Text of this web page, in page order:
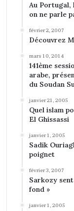
Au Portugal,
on ne parle
février 2, 2007
Découvrez
mars 10, 2014
141ème
arabe,
du Soudan
janvier 21, 2005
Quel islam
El Ghissassi
janvier 1, 2005
Sadik
poignet
février 3, 2007
Sarkozy
fond »
janvier 1, 2005